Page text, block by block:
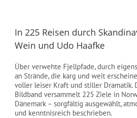
In 225 Reisen durch
Wein und Udo Haafke
Über verwehte Fjellpfade, durch
an Strände, die karg und weit
voller leiser Kraft und stiller Dramatik.
Bildband versammelt 225 Ziele in
Dänemark – sorgfältig ausgewählt,
und kenntnisreich beschrieben.